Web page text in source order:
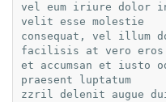
vel eum iriure dolor
velit esse molestie
consequat, vel illum
facilisis at vero eros
et accumsan et iusto
praesent luptatum
zzril delenit augue